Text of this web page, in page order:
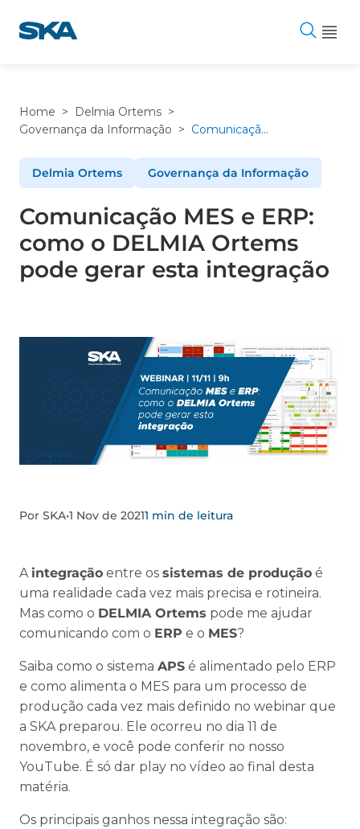
para
Home > Delmia Ortems >
Governança da Informação > Comunicação MES e ERP: como o DELMIA Ortems pode gerar esta integração
Delmia Ortems Governança da Informação
Comunicação MES e ERP:
como o DELMIA Ortems
pode gerar esta integração
Por SKA•1 Nov de 20211 min de leitura
A integração entre os sistemas de produção é
uma realidade cada vez mais precisa e rotineira.
Mas como o DELMIA Ortems pode me ajudar
comunicando com o ERP e o MES?
Saiba como o sistema APS é alimentado pelo ERP
e como alimenta o MES para um processo de
produção cada vez mais definido no webinar que
a SKA preparou. Ele ocorreu no dia 11 de
novembro, e você pode conferir no nosso
YouTube. É só dar play no vídeo ao final desta
matéria.
Os principais ganhos nessa integração são: